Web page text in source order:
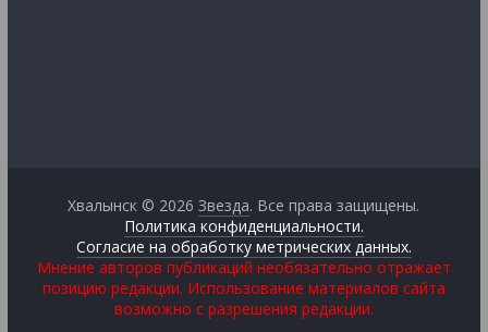
Хвалынск © 2026Звезда. Все права защищены.
Политика конфиденциальности.
Согласие на обработку метрических данных.
Мнение авторов публикаций необязательно отражает
позицию редакции. Использование материалов сайта
возможно с разрешения редакции.